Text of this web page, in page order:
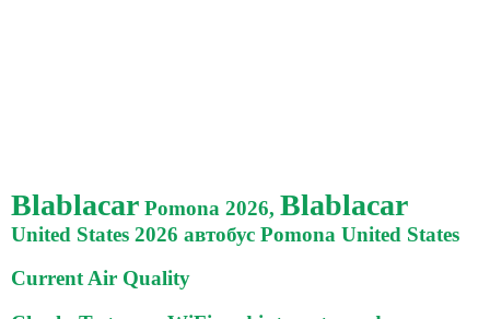
Blablacar Pomona 2026, Blablacar
United States 2026 автобус Pomona United States
Current Air Quality